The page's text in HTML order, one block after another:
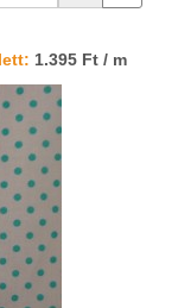
1.395 Ft / m